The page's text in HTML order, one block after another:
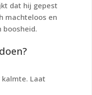
dat hij gepest
machteloos en
boosheid.
kalmte. Laat